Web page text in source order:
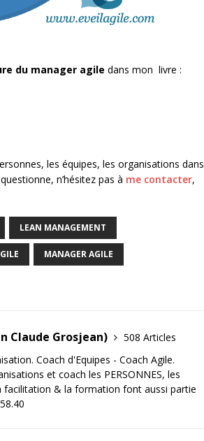
du manager agile dans mon livre :
les équipes, les organisations dans
n’hésitez pas à me contacter,
LEAN MANAGEMENT
MANAGER AGILE
Claude Grosjean)
508 Articles
Coach d'Equipes - Coach Agile.
et coach les PERSONNES, les
facilitation & la formation font aussi partie